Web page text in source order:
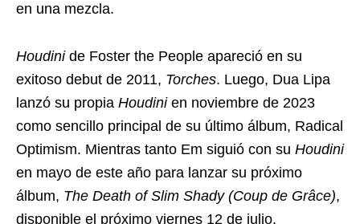
en una mezcla.
Houdinide Foster the People apareció en su
exitoso debut de 2011, Torches. Luego, Dua Lipa
lanzó su propia Houdinien noviembre de 2023
como sencillo principal de su último álbum, Radical
Optimism. Mientras tanto Em siguió con su Houdini
en mayo de este año para lanzar su próximo
álbum, The Death of Slim Shady (Coup de Grâce),
disponible el próximo viernes 12 de julio.